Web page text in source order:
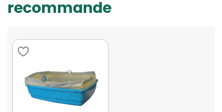
recommande